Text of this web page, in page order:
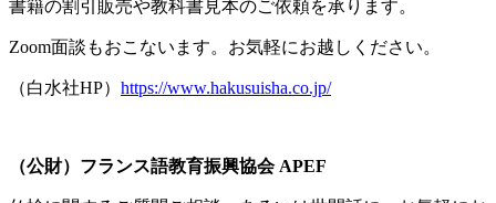
書籍の割引販売や教科書見本のご依頼を承ります。
Zoom面談もおこないます。お気軽にお越しください。
（白水社HP） https://www.hakusuisha.co.jp/
（公財）フランス語教育振興協会APEF